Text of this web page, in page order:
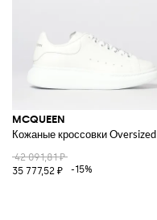
MCQUEEN
Кожаные кроссовки Oversized
42 091,81 ₽
35 777,52 ₽
-15%